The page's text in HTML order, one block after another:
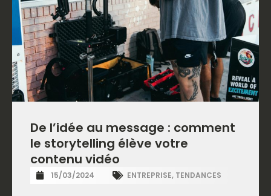
De l’idée au message : comment
le storytelling élève votre
contenu vidéo
15/03/2024 ENTREPRISE, TENDANCES